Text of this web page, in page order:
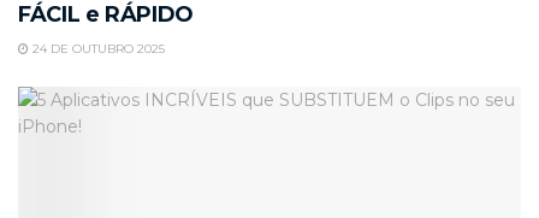
FÁCIL e RÁPIDO
24 DE OUTUBRO 2025